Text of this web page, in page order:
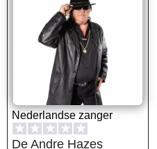
Nederlandse zanger
★ ★ ★ ★ ★
De Andre Hazes